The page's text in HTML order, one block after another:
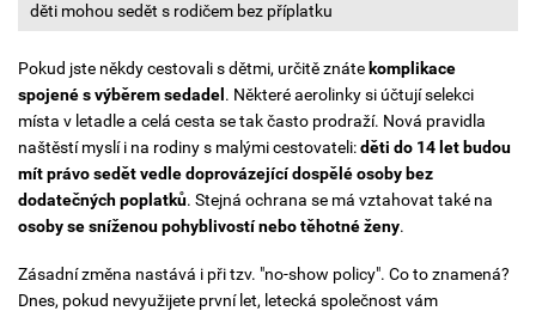
děti mohou sedět s rodičem bez příplatku
Pokud jste někdy cestovali s dětmi, určitě znáte komplikace
spojené s výběrem sedadel . Některé aerolinky si účtují selekci
místa v letadle a celá cesta se tak často prodraží. Nová pravidla
naštěstí myslí i na rodiny s malými cestovateli:děti do 14 let budou
mít právo sedět vedle doprovázející dospělé osoby bez
dodatečných poplatků. Stejná ochrana se má vztahovat také na
osoby se sníženou pohyblivostí nebo těhotné ženy.
Zásadní změna nastává i při tzv. "no-show policy". Co to znamená?
Dnes, pokud nevyužijete první let, letecká společnost vám